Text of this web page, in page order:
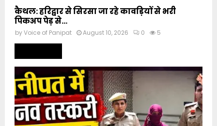
कैथल: हरिद्वार से सिरसा जा रहे कावड़ियों से भरी
पिकअप पेड़ से...
byVoice of Panipat August 10, 2026 0 5